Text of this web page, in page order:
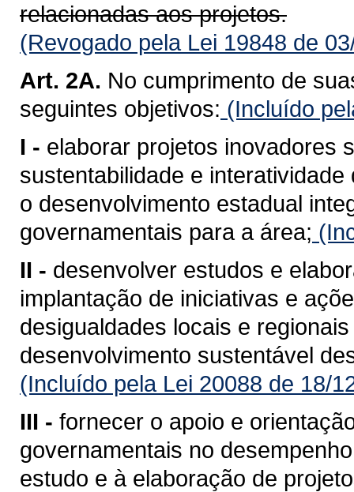
relacionadas aos projetos.
(Revogado pela Lei 19848 de
Art. 2A. No cumprimento de
seguintes objetivos: (Incluído
I - elaborar projetos inovadores
sustentabilidade e
o desenvolvimento estadual
governamentais para a área;
II - desenvolver estudos e
implantação de iniciativas e
desigualdades locais e
desenvolvimento sustentável
(Incluído pela Lei 20088 de 18/
III - fornecer o apoio e
governamentais no
estudo e à elaboração de